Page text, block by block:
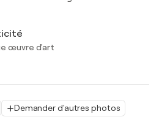
Demander d'autres photos
œuvre d'art